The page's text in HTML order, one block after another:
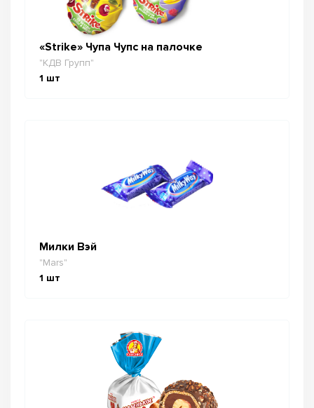
«Strike» Чупа Чупс на палочке
"КДВ Групп"
1 шт
Милки Вэй
"Mars"
1 шт